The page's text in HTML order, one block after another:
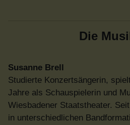
Die
Susanne Brell
Studierte Konzertsängerin,
Jahre als Schauspielerin und
Wiesbadener Staatstheater.
in unterschiedlichen